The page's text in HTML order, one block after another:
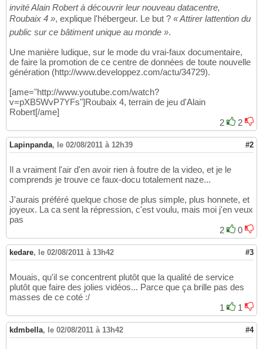
invité Alain Robert à découvrir leur nouveau datacentre,
Roubaix 4 », explique l'hébergeur. Le but ? « Attirer lattention du
public sur ce bâtiment unique au monde ».
Une manière ludique, sur le mode du vrai-faux documentaire,
de faire la promotion de ce centre de données de toute nouvelle
génération (http://www.developpez.com/actu/34729).
[ame="http://www.youtube.com/watch?
v=pXB5WvP7YFs"]Roubaix 4, terrain de jeu d'Alain
Robert[/ame]
2
2
Lapinpanda, le 02/08/2011 à 12h39 #2
Il a vraiment l'air d'en avoir rien à foutre de la video, et je le
comprends je trouve ce faux-docu totalement naze...
J'aurais préféré quelque chose de plus simple, plus honnete, et
joyeux. La ca sent la répression, c'est voulu, mais moi j'en veux
pas
2
0
kedare, le 02/08/2011 à 13h42 #3
Mouais, qu'il se concentrent plutôt que la qualité de service
plutôt que faire des jolies vidéos... Parce que ça brille pas des
masses de ce coté :/
1
1
kdmbella, le 02/08/2011 à 13h42 #4